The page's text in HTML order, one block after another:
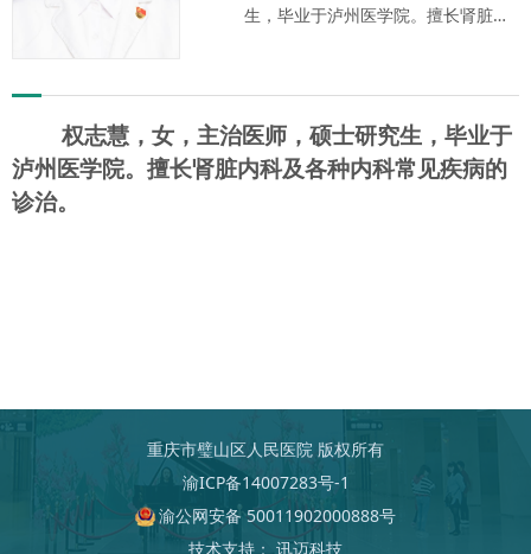
生，毕业于泸州医学院。擅长肾脏内
权志慧，女，主治医师，硕士研究生，毕业于
泸州医学院。擅长肾脏内科及各种内科常见疾病的
诊治。
重庆市璧山区人民医院 版权所有
渝ICP备14007283号-1
渝公网安备 50011902000888号
技术支持： 讯迈科技